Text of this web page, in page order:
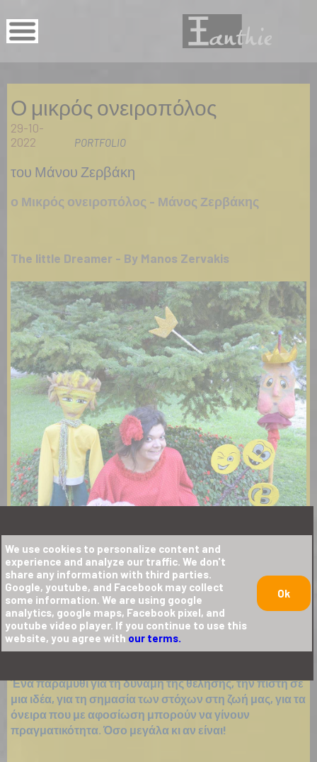
Ο μικρός ονειροπόλος
29-10-
2022
PORTFOLIO
του Μάνου Ζερβάκη
ο Μικρός ονειροπόλος - Μάνος Ζερβάκης
The little Dreamer - By Manos Zervakis
Ένα παραμύθι για τη δύναμη της θέλησης, την πίστη σε
μια ιδέα, για τη σημασία των στόχων στη ζωή μας, για τα
όνειρα που με αφοσίωση μπορούν να γίνουν
πραγματικότητα. Όσο μεγάλα κι αν είναι!
We use cookies to personalize content and
experience and analyze our traffic. We don't
share any information with third parties.
Google, youtube, and Facebook may collect
some information. We are using google
analytics, google maps, Facebook pixel, and
youtube video player. If you continue to use this
website, you agree with our terms.
Ok